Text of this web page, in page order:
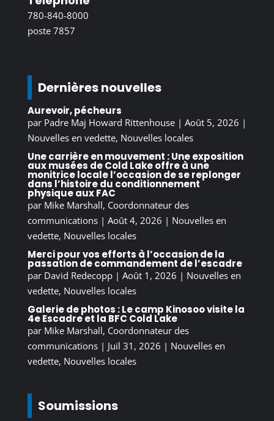
780-840-8000
poste 7857
Dernières nouvelles
Aurevoir, pécheurs
par Padre Maj Howard Rittenhouse| Août 5, 2026 |
Nouvelles en vedette, Nouvelles locales
Une carrière en mouvement : Une exposition
aux musées de Cold Lake offre à une
monitrice locale l’occasion de se replonger
dans l’histoire du conditionnement
physique aux FAC
par Mike Marshall, Coordonnateur des
communications| Août 4, 2026 | Nouvelles en
vedette, Nouvelles locales
Merci pour vos efforts à l’occasion de la
passation de commandement de l’escadre
par David Redecopp| Août 1, 2026 | Nouvelles en
vedette, Nouvelles locales
Galerie de photos : Le camp Kinosoo visite la
4e Escadre et la BFC Cold Lake
par Mike Marshall, Coordonnateur des
communications| Juil 31, 2026 | Nouvelles en
vedette, Nouvelles locales
Soumissions